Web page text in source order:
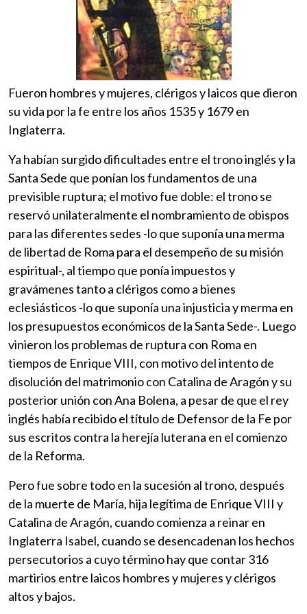
Fueron hombres y mujeres, clérigos y laicos que dieron
su vida por la fe entre los años 1535 y 1679 en
Inglaterra.
Ya habían surgido dificultades entre el trono inglés y la
Santa Sede que ponían los fundamentos de una
previsible ruptura; el motivo fue doble: el trono se
reservó unilateralmente el nombramiento de obispos
para las diferentes sedes -lo que suponía una merma
de libertad de Roma para el desempeño de su misión
espiritual-, al tiempo que ponía impuestos y
gravámenes tanto a clérigos como a bienes
eclesiásticos -lo que suponía una injusticia y merma en
los presupuestos económicos de la Santa Sede-. Luego
vinieron los problemas de ruptura con Roma en
tiempos de Enrique VIII, con motivo del intento de
disolución del matrimonio con Catalina de Aragón y su
posterior unión con Ana Bolena, a pesar de que el rey
inglés había recibido el título de Defensor de la Fe por
sus escritos contra la herejía luterana en el comienzo
de la Reforma.
Pero fue sobre todo en la sucesión al trono, después
de la muerte de María, hija legítima de Enrique VIII y
Catalina de Aragón, cuando comienza a reinar en
Inglaterra Isabel, cuando se desencadenan los hechos
persecutorios a cuyo término hay que contar 316
martirios entre laicos hombres y mujeres y clérigos
altos y bajos.